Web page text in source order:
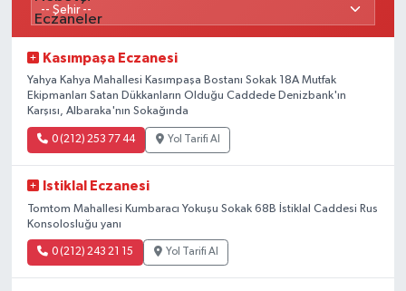
Kasımpaşa Eczanesi
Yahya Kahya Mahallesi Kasımpaşa Bostanı Sokak 18A Mutfak
Ekipmanları Satan Dükkanların Olduğu Caddede Denizbank'ın
Karşısı, Albaraka'nın Sokağında
0 (212) 253 77 44 Yol Tarifi Al
Istiklal Eczanesi
Tomtom Mahallesi Kumbaracı Yokuşu Sokak 68B İstiklal Caddesi Rus
Konsolosluğu yanı
0 (212) 243 21 15 Yol Tarifi Al